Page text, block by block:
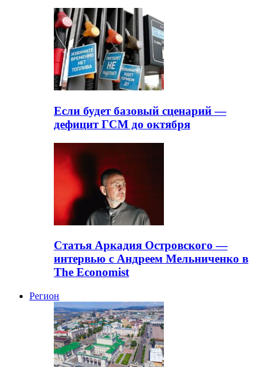
Если будет базовый сценарий —
дефицит ГСМ до октября
Статья Аркадия Островского —
интервью с Андреем Мельниченко в
The Economist
Регион